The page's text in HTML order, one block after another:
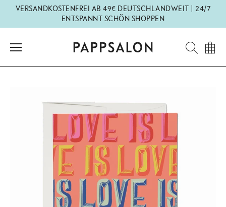
Direkt
VERSANDKOSTENFREI AB 49€ DEUTSCHLANDWEIT | 24/7
ENTSPANNT SCHÖN SHOPPEN